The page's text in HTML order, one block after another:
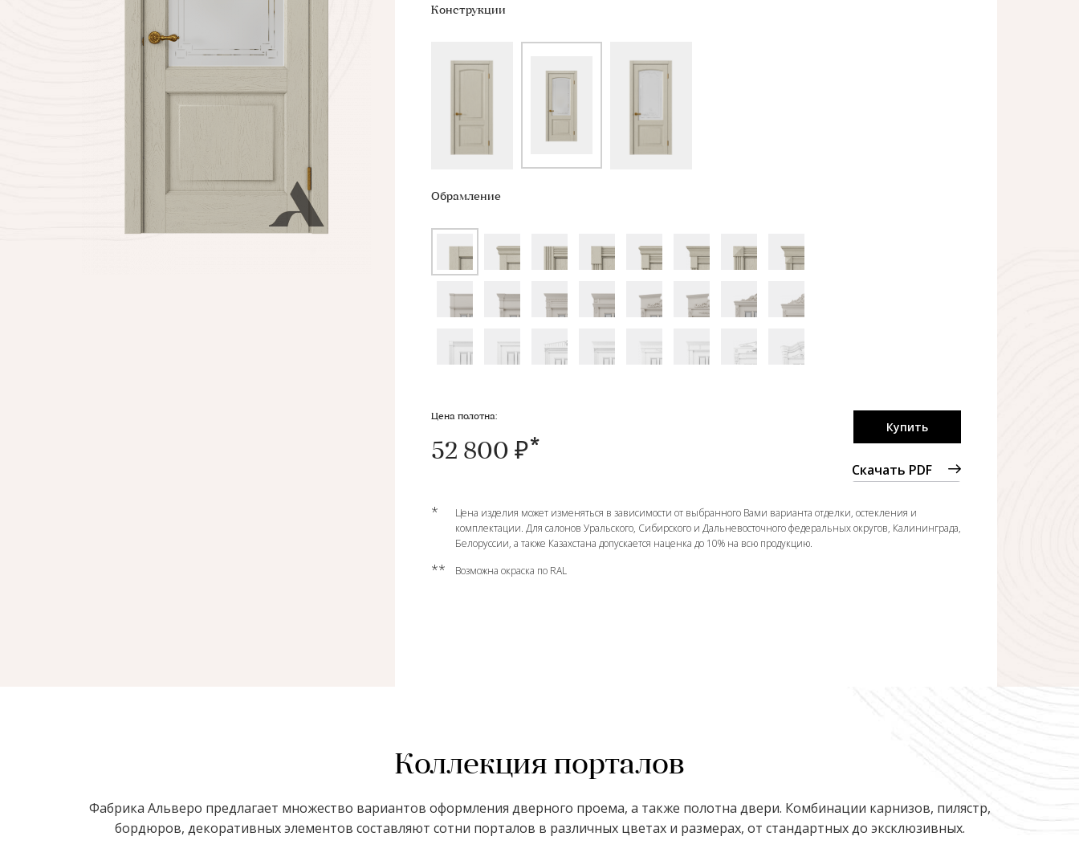
Конструкции
Обрамление
Купить
Скачать PDF
Цена полотна:
52 800 ₽
*
Цена изделия может изменяться в зависимости от выбранного Вами варианта отделки, остекления и
комплектации. Для салонов Уральского, Сибирского и Дальневосточного федеральных округов, Калининграда,
Белоруссии, а также Казахстана допускается наценка до 10% на всю продукцию.
** Возможна окраска по RAL
Коллекция порталов
Фабрика Альверо предлагает множество вариантов оформления дверного проема, а также полотна двери. Комбинации карнизов, пилястр,
бордюров, декоративных элементов составляют сотни порталов в различных цветах и размерах, от стандартных до эксклюзивных.